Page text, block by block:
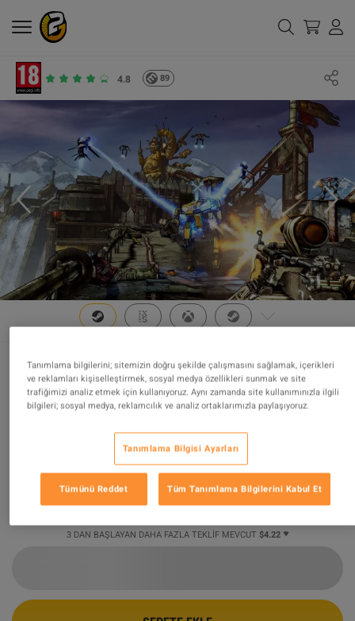
4.8 89
Borderlands 2: Collector's Edition DLC
Pack PC Steam CD Key
Tarafından Satılıyor Super Games
değerlendirmelerin 1386851 mükemmel
$4.22 -12%
3 DAN BAŞLAYAN DAHA FAZLA TEKLIF MEVCUT $4.22
Tanımlama bilgilerini; sitemizin doğru şekilde çalışmasını sağlamak, içerikleri
ve reklamları kişiselleştirmek, sosyal medya özellikleri sunmak ve site
trafiğimizi analiz etmek için kullanıyoruz. Aynı zamanda site kullanımınızla ilgili
bilgileri; sosyal medya, reklamcılık ve analiz ortaklarımızla paylaşıyoruz.
Tanımlama Bilgisi Ayarları
Tümünü Reddet Tüm Tanımlama Bilgilerini Kabul Et